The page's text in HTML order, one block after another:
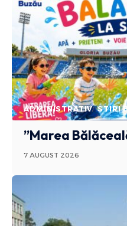
ADMINISTRATIV STIRI
”Marea
7 AUGUST 2026